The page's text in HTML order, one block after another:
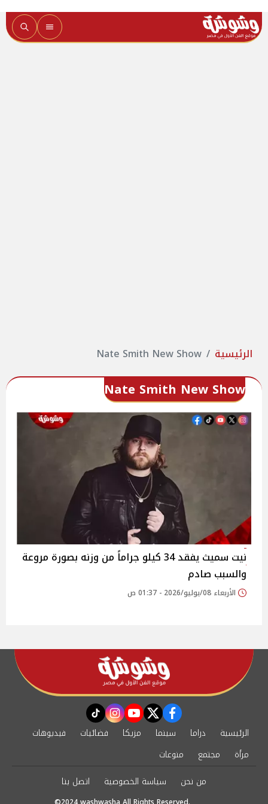
الرئيسية Nate Smith New Show
Nate Smith New Show
نيت سميث يفقد 34 كيلو جراماً من وزنه بصورة مروعة
والسبب صادم
الأربعاء 08/يوليو/2026 - 01:37 ص
facebook
twitter
youtube
instagram
tiktok
الرئيسية دراما سينما مزيكا فضائيات
فيديوهات
مرأة
مجتمع
منوعات
من نحن
سياسة الخصوصية اتصل بنا